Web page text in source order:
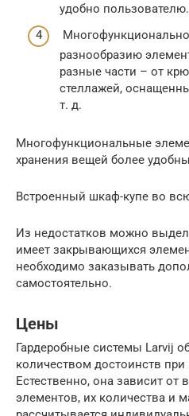
удобно пользователю.
разнообразию
разные части – от
стеллажей,
т. д.
Многофункциональные
хранения вещей более
Встроенный шкаф-купе во
Из недостатков можно
имеет закрывающихся
необходимо заказывать
самостоятельно.
Цены
Гардеробные системы Larvij
количеством достоинств
Естественно, она зависит
элементов, их количества и